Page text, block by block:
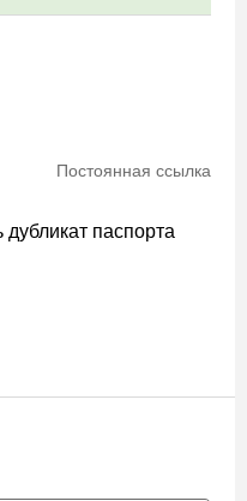
Постоянная ссылка
паспорта